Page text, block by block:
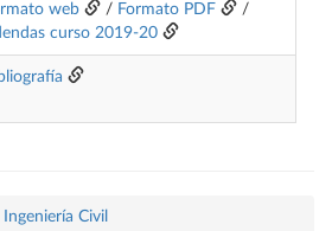
web / Formato PDF
/
curso 2019-20
Civil